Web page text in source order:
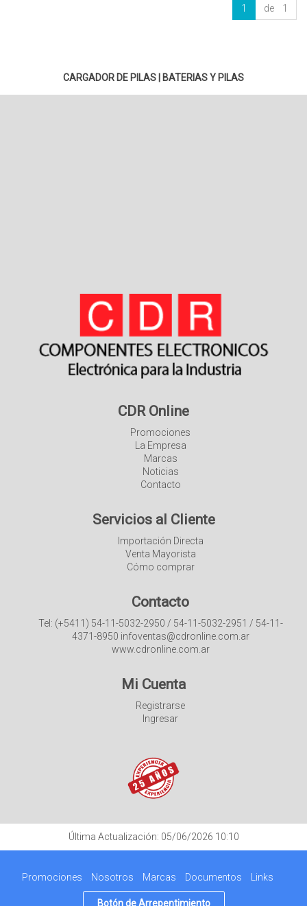
1 de 1
CARGADOR DE PILAS BATERIAS Y PILAS
CDR Online
Promociones
La Empresa
Marcas
Noticias
Contacto
Servicios al Cliente
Importación Directa
Venta Mayorista
Cómo comprar
Contacto
Tel: (+5411) 54-11-5032-2950 / 54-11-5032-2951 / 54-11-
4371-8950 infoventas@cdronline.com.ar
www.cdronline.com.ar
Mi Cuenta
Registrarse
Ingresar
Última Actualización: 05/06/2026 10:10
Promociones Nosotros Marcas Documentos Links
Botón de Arrepentimiento